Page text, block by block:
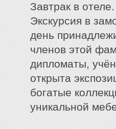
Завтрак в отеле.
Экскурсия в
день
членов этой
дипломаты,
открыта
богатые
уникальной